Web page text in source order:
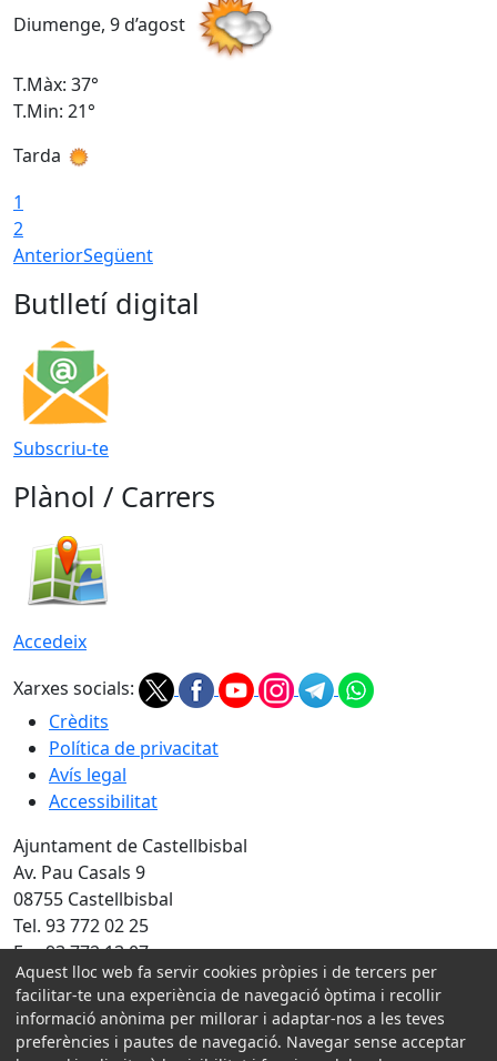
Diumenge, 9 d’agost
T.Màx: 37°
T.Min: 21°
Tarda
1
2
AnteriorSegüent
Butlletí digital
Subscriu-te
Plànol / Carrers
Accedeix
Xarxes socials:
Crèdits
Política de privacitat
Avís legal
Accessibilitat
Ajuntament de Castellbisbal
Av. Pau Casals 9
08755 Castellbisbal
Tel. 93 772 02 25
Fax 93 772 13 07
Amb la col·laboració de:
Aquest lloc web fa servir cookies pròpies i de tercers per
facilitar-te una experiència de navegació òptima i recollir
informació anònima per millorar i adaptar-nos a les teves
preferències i pautes de navegació. Navegar sense acceptar